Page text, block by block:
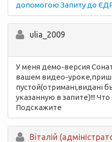
допомогою Запиту до
ulia_2009
У меня демо-версия
вашем видео-
пустой(отримані,видані
указанную в запите)!!!
Подскажите
Вiталій